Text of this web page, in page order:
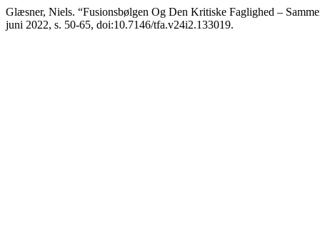
Glæsner, Niels. “Fusionsbølgen Og Den Kritiske Faglighed –
juni 2022, s. 50-65, doi:10.7146/tfa.v24i2.133019.